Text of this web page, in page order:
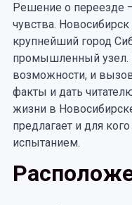
Решение о переезде
чувства.
крупнейший город
промышленный узел.
возможности, и
факты и дать
жизни в
предлагает и для
испытанием.